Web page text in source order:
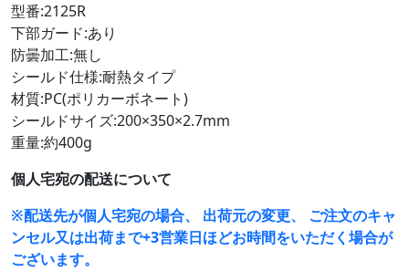
型番:2125R
下部ガード:あり
防曇加工:無し
シールド仕様:耐熱タイプ
材質:PC(ポリカーボネート)
シールドサイズ:200×350×2.7mm
重量:約400g
個人宅宛の配送について
※配送先が個人宅宛の場合、 出荷元の変更、 ご注文のキャ
ンセル又は出荷まで+3営業日ほどお時間をいただく場合が
ございます。